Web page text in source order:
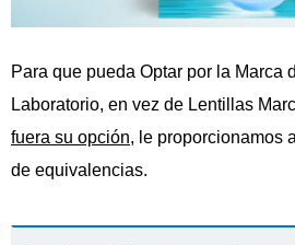
Para que pueda Optar por la Marca
Laboratorio, en vez de Lentillas
fuera su opción, le proporcionamos
de equivalencias.